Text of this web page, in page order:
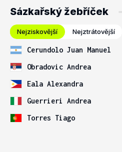
Sázkařský žebříček
Nejziskovější Nejztrátovější
Cerundolo Juan Manuel
Obradovic Andrea
Eala Alexandra
Guerrieri Andrea
Torres Tiago